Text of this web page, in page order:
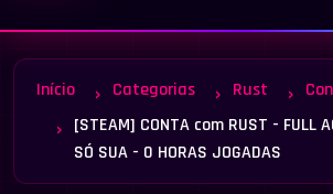
Início Categorias Rust
[STEAM] CONTA com RUST - FULL
SÓ SUA - 0 HORAS JOGADAS